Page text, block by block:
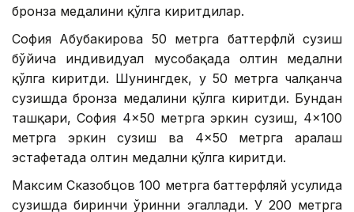
бронза медалини қўлга киритдилар.
София Абубакирова 50 метрга баттерфлй сузиш
бўйича индивидуал мусобақада олтин медални
қўлга киритди. Шунингдек, у 50 метрга чалқанча
сузишда бронза медалини қўлга киритди. Бундан
ташқари, София 4×50 метрга эркин сузиш, 4×100
метрга эркин сузиш ва 4×50 метрга аралаш
эстафетада олтин медални қўлга киритди.
Максим Сказобцов 100 метрга баттерфляй усулида
сузишда биринчи ўринни эгаллади. У 200 метрга